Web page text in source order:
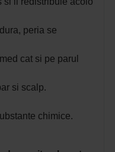
peria se
cat si pe parul
si scalp.
chimice.